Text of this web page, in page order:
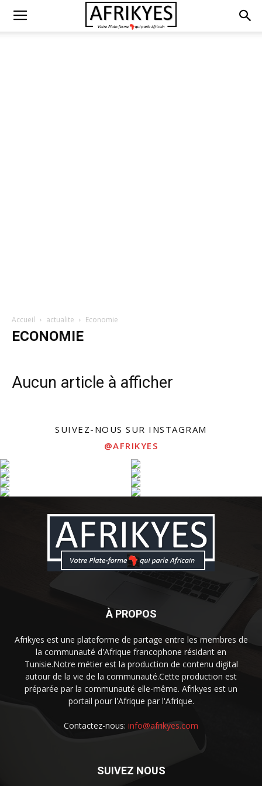
Accueil actualite Economie
ECONOMIE
Aucun article à afficher
SUIVEZ-NOUS SUR INSTAGRAM
@AFRIKYES
À PROPOS
Afrikyes est une plateforme de partage entre les membres de
la communauté d'Afrique francophone résidant en
Tunisie.Notre métier est la production de contenu digital
autour de la vie de la communauté.Cette production est
préparée par la communauté elle-même. Afrikyes est un
portail pour l'Afrique par l'Afrique.
Contactez-nous: info@afrikyes.com
SUIVEZ NOUS